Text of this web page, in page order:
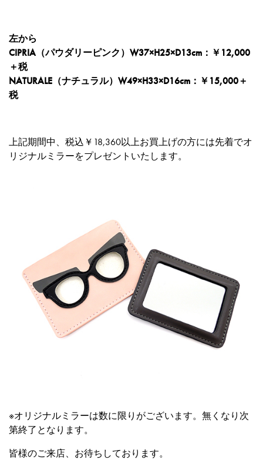
左から
CIPRIA（パウダリーピンク）W37×H25×D13cm：￥12,000
＋税
NATURALE（ナチュラル）W49×H33×D16cm：￥15,000＋
税
上記期間中、税込￥18,360以上お買上げの方には先着でオ
リジナルミラーをプレゼントいたします。
※オリジナルミラーは数に限りがございます。無くなり次
第終了となります。
皆様のご来店、お待ちしております。